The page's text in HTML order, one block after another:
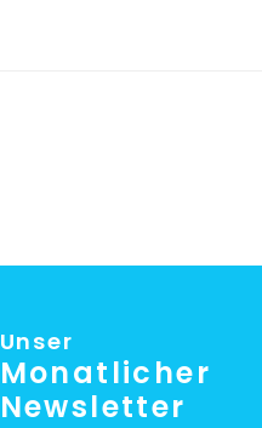
Unser
Monatlicher
Newsletter